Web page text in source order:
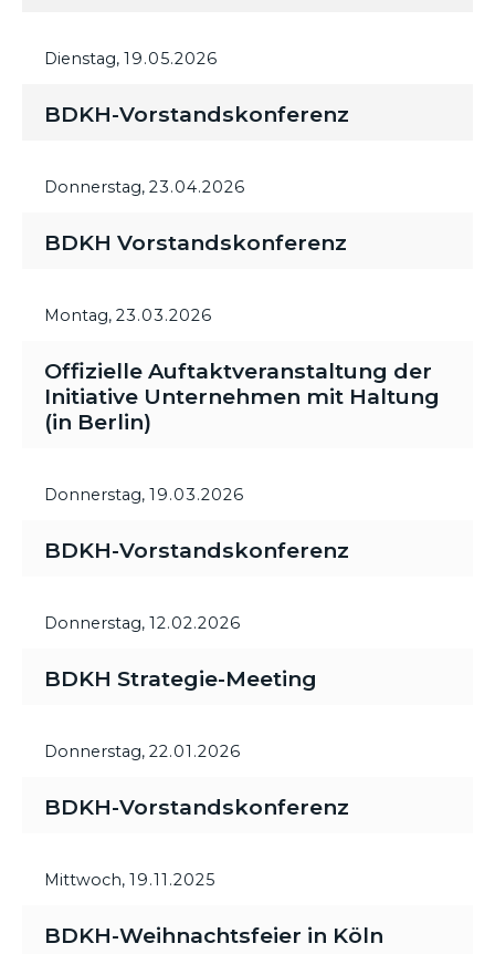
Dienstag, 19.05.2026
BDKH-Vorstandskonferenz
Donnerstag, 23.04.2026
BDKH Vorstandskonferenz
Montag, 23.03.2026
Offizielle Auftaktveranstaltung der
Initiative Unternehmen mit Haltung
(in Berlin)
Donnerstag, 19.03.2026
BDKH-Vorstandskonferenz
Donnerstag, 12.02.2026
BDKH Strategie-Meeting
Donnerstag, 22.01.2026
BDKH-Vorstandskonferenz
Mittwoch, 19.11.2025
BDKH-Weihnachtsfeier in Köln